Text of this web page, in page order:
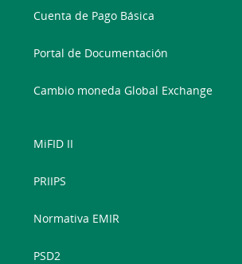
Cuenta de Pago Básica
Portal de Documentación
Cambio moneda Global Exchange
MiFID II
PRIIPS
Normativa EMIR
PSD2